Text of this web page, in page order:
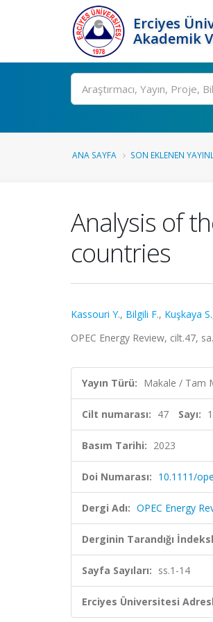
Erciyes
Akademik
Ara
ANA SAYFA SON EKLENEN
Analysis of
countries
Kassouri Y., Bilgili F., Kuşkaya S.
OPEC Energy Review, cilt.47,
Yayın Türü: Makale / Tam
Cilt numarası: 47 Sayı: 1
Basım Tarihi: 2023
Doi Numarası: 10.1111/
Dergi Adı: OPEC Energy
Derginin Tarandığı
Sayfa Sayıları: ss.1-14
Erciyes Üniversitesi